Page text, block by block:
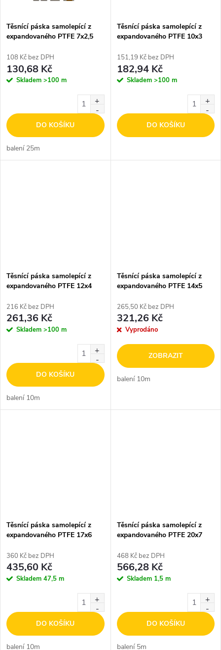
Těsnící páska samolepící z
expandovaného PTFE 7x2,5
108 Kč bez DPH
130,68 Kč
Skladem >100 m
DO KOŠÍKU
balení 25m
Těsnící páska samolepící z
expandovaného PTFE 10x3
151,19 Kč bez DPH
182,94 Kč
Skladem >100 m
DO KOŠÍKU
Těsnící páska samolepící z
expandovaného PTFE 12x4
216 Kč bez DPH
261,36 Kč
Skladem >100 m
DO KOŠÍKU
balení 10m
Těsnící páska samolepící z
expandovaného PTFE 14x5
265,50 Kč bez DPH
321,26 Kč
Vyprodáno
ZOBRAZIT
balení 10m
Těsnící páska samolepící z
expandovaného PTFE 17x6
360 Kč bez DPH
435,60 Kč
Skladem 47,5 m
DO KOŠÍKU
balení 10m
Těsnící páska samolepící z
expandovaného PTFE 20x7
468 Kč bez DPH
566,28 Kč
Skladem 1,5 m
DO KOŠÍKU
balení 5m